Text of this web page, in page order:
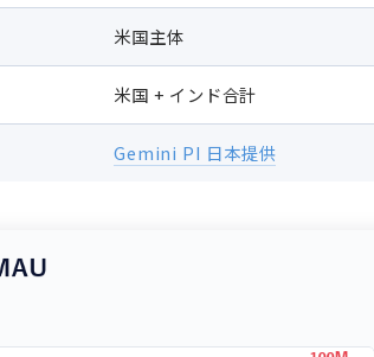
米国主体
米国 + インド合計
Gemini PI 日本提供